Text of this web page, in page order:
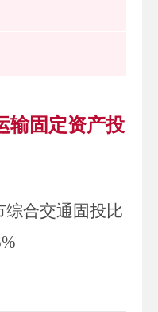
输固定资产投
综合交通固投比